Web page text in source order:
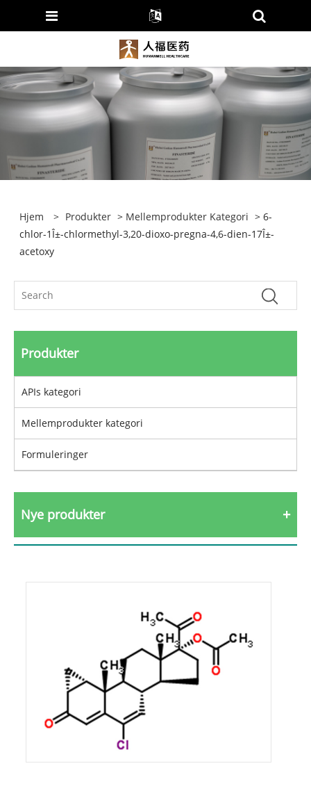
Hjem > Produkter > Mellemprodukter Kategori > 6-
chlor-1Î±-chlormethyl-3,20-dioxo-pregna-4,6-dien-17Î±-
acetoxy
Produkter
APIs kategori
Mellemprodukter kategori
Formuleringer
Nye produkter